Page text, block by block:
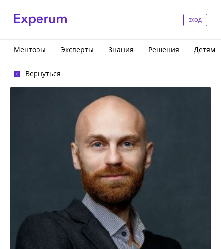
ВХОД
Менторы Эксперты Знания Решения Детям
Вернуться